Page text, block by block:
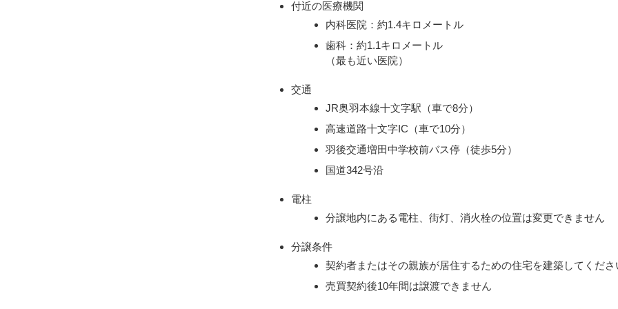
付近の医療機関
内科医院：約1.4キロメートル
歯科：約1.1キロメートル
（最も近い医院）
交通
JR奥羽本線十文字駅（車で8分）
高速道路十文字IC（車で10分）
羽後交通増田中学校前バス停（徒歩5分）
国道342号沿
電柱
分譲地内にある電柱、街灯、消火栓の位置は変更できません
分譲条件
契約者またはその親族が居住するための住宅を建築してくださ
売買契約後10年間は譲渡できません